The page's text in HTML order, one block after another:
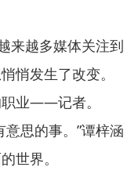
来越多媒体关注到
悄发生了改变。
业——记者。
思的事。”谭梓涵
世界。